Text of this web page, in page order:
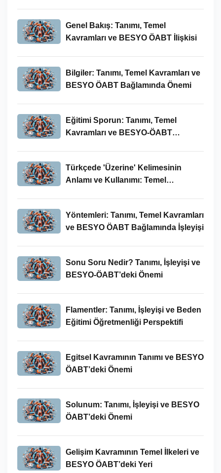
Genel Bakış: Tanımı, Temel
Kavramları ve BESYO ÖABT İlişkisi
Bilgiler: Tanımı, Temel Kavramları ve
BESYO ÖABT Bağlamında Önemi
Eğitimi Sporun: Tanımı, Temel
Kavramları ve BESYO-ÖABT
Türkçede 'Üzerine' Kelimesinin
Anlamı ve Kullanımı: Temel
Yöntemleri: Tanımı, Temel Kavramları
ve BESYO ÖABT Bağlamında İşleyişi
Sonu Soru Nedir? Tanımı, İşleyişi ve
BESYO-ÖABT’deki Önemi
Flamentler: Tanımı, İşleyişi ve Beden
Eğitimi Öğretmenliği Perspektifi
Egitsel Kavramının Tanımı ve BESYO
ÖABT’deki Önemi
Solunum: Tanımı, İşleyişi ve BESYO
ÖABT’deki Önemi
Gelişim Kavramının Temel İlkeleri ve
BESYO ÖABT’deki Yeri